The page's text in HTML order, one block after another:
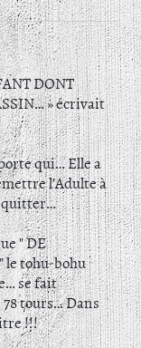
DONT
» écrivait
qui… Elle a
l’Adulte à
quitter…
" DE
le tohu-bohu
se fait
tours… Dans
!!!